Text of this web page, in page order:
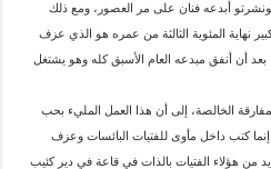
أبدعه فنان على مر العصور، ومع ذلك
نهاية المئوية الثالثة من عمره هو الذي عزف
بأكمله للمرة الأولى في بدايات العام 1726 بعد أن أنفق مبدعه العام الأسبق كله وهو يشتغل
الخالصة، إلى أن هذا العمل المليء بحب
إنما كتب داخل مأوى للفتيات البائسات وعزف
من هؤلاء الفتيات بالذات في قاعة في دير كئيب